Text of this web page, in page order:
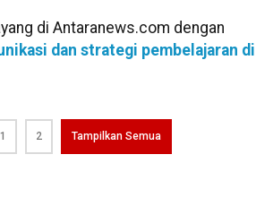
di Antaranews.com dengan
dan strategi pembelajaran di
1 2 Tampilkan Semua